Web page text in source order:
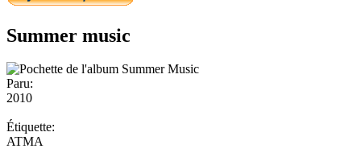
Summer music
Paru:
2010
Étiquette:
ATMA